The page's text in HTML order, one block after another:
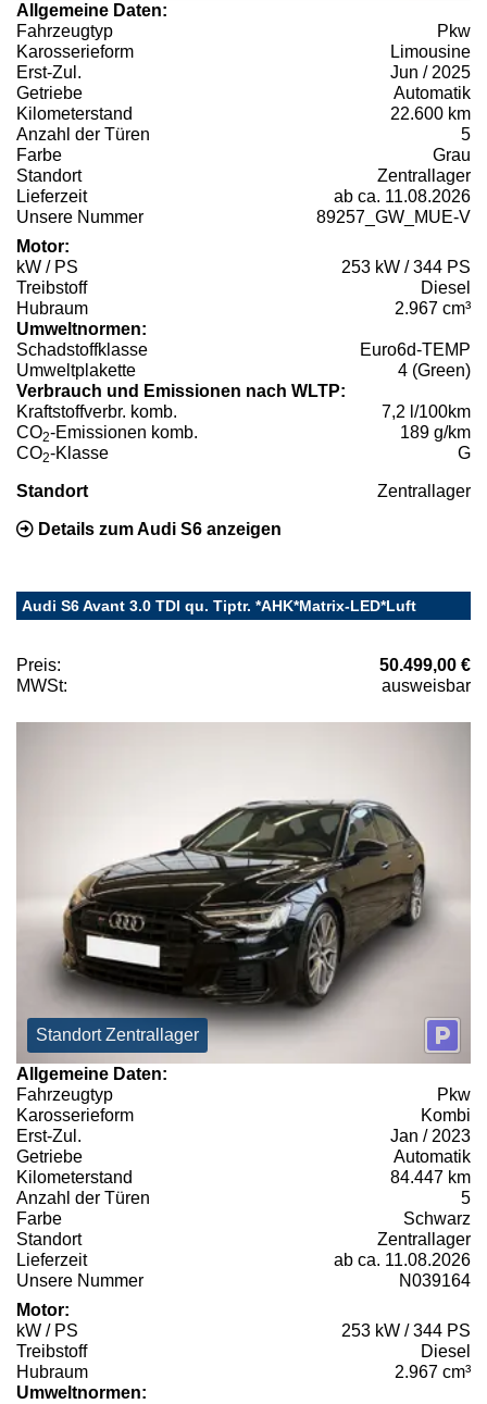
Allgemeine Daten:
Fahrzeugtyp
Pkw
Karosserieform
Limousine
Erst-Zul.
Jun / 2025
Getriebe
Automatik
Kilometerstand
22.600 km
Anzahl der Türen
5
Farbe
Grau
Standort
Zentrallager
Lieferzeit
ab ca. 11.08.2026
Unsere Nummer
89257_GW_MUE-V
Motor:
kW / PS
253 kW / 344 PS
Treibstoff
Diesel
Hubraum
2.967 cm³
Umweltnormen:
Schadstoffklasse
Euro6d-TEMP
Umweltplakette
4 (Green)
Verbrauch und Emissionen nach WLTP:
Kraftstoffverbr. komb.
7,2 l/100km
CO2-Emissionen komb.
189 g/km
CO2-Klasse G
Standort Zentrallager
Details zum Audi S6 anzeigen
Audi S6 Avant 3.0 TDI qu. Tiptr. *AHK*Matrix-LED*Luft
Preis:
50.499,00 €
MWSt:
ausweisbar
Standort Zentrallager
Allgemeine Daten:
Fahrzeugtyp
Pkw
Karosserieform
Kombi
Erst-Zul.
Jan / 2023
Getriebe
Automatik
Kilometerstand
84.447 km
Anzahl der Türen
5
Farbe
Schwarz
Standort
Zentrallager
Lieferzeit
ab ca. 11.08.2026
Unsere Nummer
N039164
Motor:
kW / PS
253 kW / 344 PS
Treibstoff
Diesel
Hubraum
2.967 cm³
Umweltnormen: